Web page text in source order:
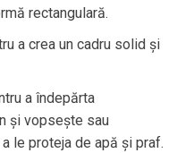
rectangulară.
a crea un cadru solid și
a îndepărta
și vopsește sau
le proteja de apă și praf.